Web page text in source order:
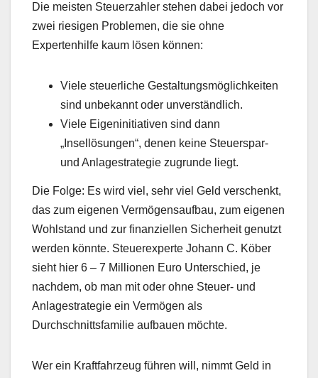
Die meisten Steuerzahler stehen dabei jedoch vor
zwei riesigen Problemen, die sie ohne
Expertenhilfe kaum lösen können:
Viele steuerliche Gestaltungsmöglichkeiten
sind unbekannt oder unverständlich.
Viele Eigeninitiativen sind dann
„Insellösungen“, denen keine Steuerspar-
und Anlagestrategie zugrunde liegt.
Die Folge: Es wird viel, sehr viel Geld verschenkt,
das zum eigenen Vermögensaufbau, zum eigenen
Wohlstand und zur finanziellen Sicherheit genutzt
werden könnte. Steuerexperte Johann C. Köber
sieht hier 6 – 7 Millionen Euro Unterschied, je
nachdem, ob man mit oder ohne Steuer- und
Anlagestrategie ein Vermögen als
Durchschnittsfamilie aufbauen möchte.
Wer ein Kraftfahrzeug führen will, nimmt Geld in